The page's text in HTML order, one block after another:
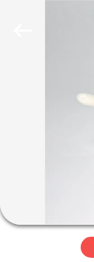
ΠΕΡΊΠΟΥ
ΕΜΕΊΣ